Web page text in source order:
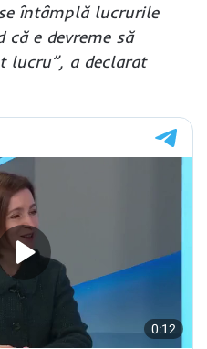
întâmplă lucrurile
că e devreme să
lucru”, a declarat